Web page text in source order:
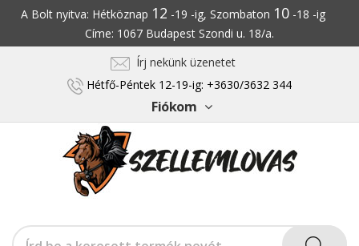
A Bolt nyitva: Hétköznap 12 -19 -ig, Szombaton 10 -18 -ig
Címe: 1067 Budapest Szondi u. 18/a.
Írj nekünk üzenetet
Hétfő-Péntek 12-19-ig: +3630/3632 344
Fiókom